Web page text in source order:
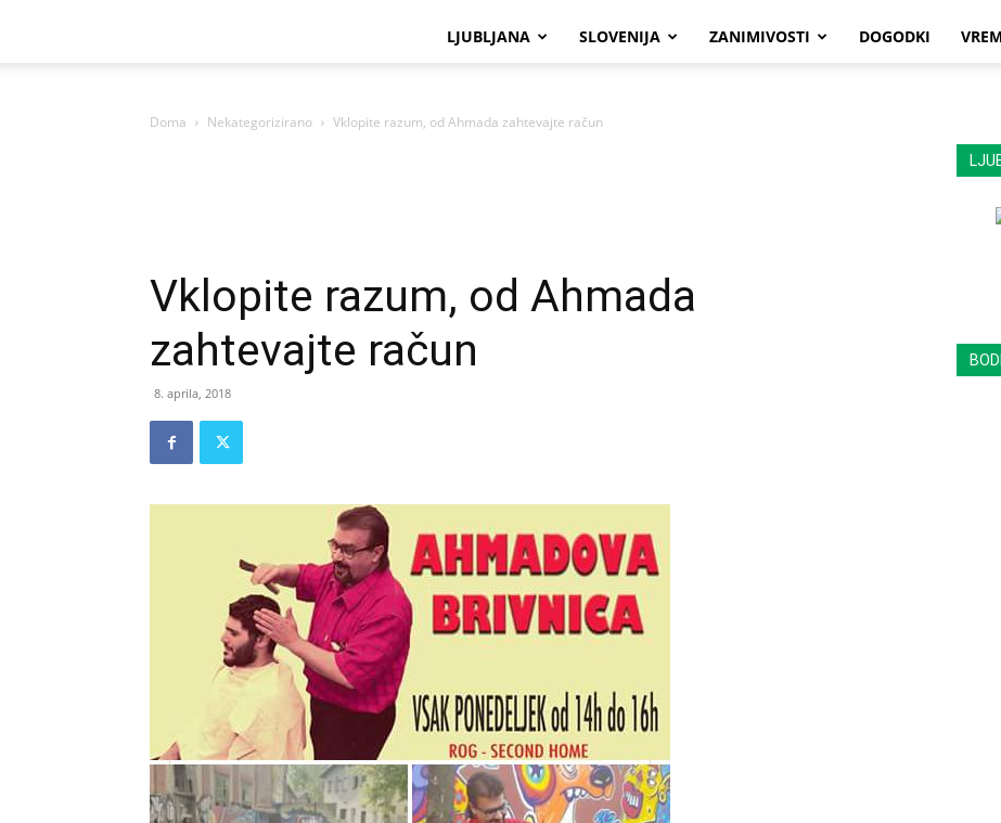
LJUBLJANA SLOVENIJA ZANIMIVOSTI DOGODKI
Doma Nekategorizirano Vklopite razum, od Ahmada zahtevajte račun
Vklopite razum, od Ahmada
zahtevajte račun
8. aprila, 2018